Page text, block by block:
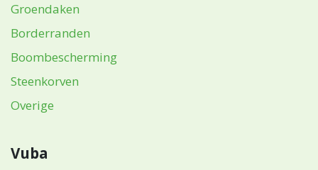
Groendaken
Borderranden
Boombescherming
Steenkorven
Overige
Vuba